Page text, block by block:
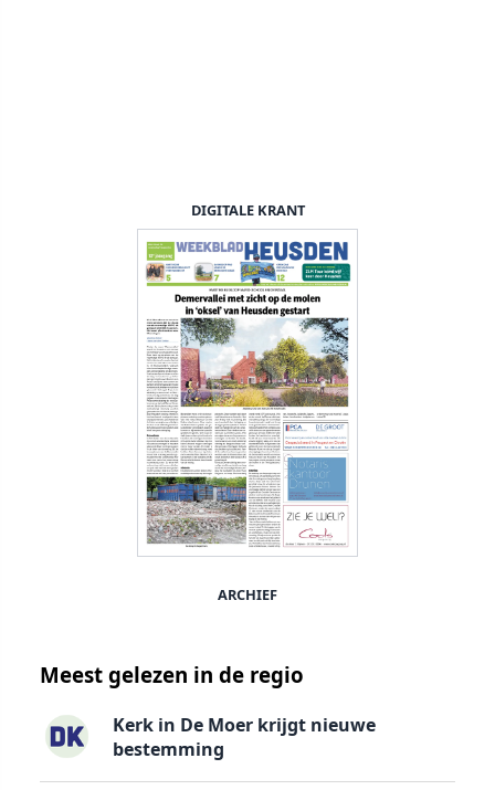
DIGITALE KRANT
ARCHIEF
Meest gelezen in de regio
Kerk in De Moer krijgt nieuwe
bestemming